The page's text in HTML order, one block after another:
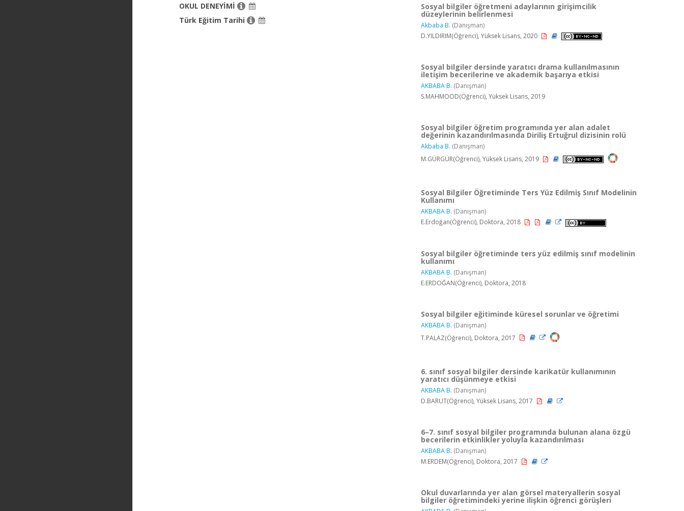
OKUL DENEYİMİ
Türk Eğitim Tarihi
Sosyal bilgiler öğretmeni adaylarının girişimcilik
düzeylerinin belirlenmesi
Akbaba B. (Danışman)
D.YILDIRIM(Öğrenci), Yüksek Lisans, 2020
Sosyal bilgiler dersinde yaratıcı drama kullanılmasının
iletişim becerilerine ve akademik başarıya etkisi
AKBABA B. (Danışman)
S.MAHMOOD(Öğrenci), Yüksek Lisans, 2019
Sosyal bilgiler öğretim programında yer alan adalet
değerinin kazandırılmasında Diriliş Ertuğrul dizisinin rolü
Akbaba B. (Danışman)
M.GÜRGÜR(Öğrenci), Yüksek Lisans, 2019
Sosyal Bilgiler Öğretiminde Ters Yüz Edilmiş Sınıf Modelinin
Kullanımı
AKBABA B. (Danışman)
E.Erdoğan(Öğrenci), Doktora, 2018
Sosyal bilgiler öğretiminde ters yüz edilmiş sınıf modelinin
kullanımı
AKBABA B. (Danışman)
E.ERDOĞAN(Öğrenci), Doktora, 2018
Sosyal bilgiler eğitiminde küresel sorunlar ve öğretimi
AKBABA B. (Danışman)
T.PALAZ(Öğrenci), Doktora, 2017
6. sınıf sosyal bilgiler dersinde karikatür kullanımının
yaratıcı düşünmeye etkisi
AKBABA B. (Danışman)
D.BARUT(Öğrenci), Yüksek Lisans, 2017
6–7. sınıf sosyal bilgiler programında bulunan alana özgü
becerilerin etkinlikler yoluyla kazandırılması
AKBABA B. (Danışman)
M.ERDEM(Öğrenci), Doktora, 2017
Okul duvarlarında yer alan görsel materyallerin sosyal
bilgiler öğretimindeki yerine ilişkin öğrenci görüşleri